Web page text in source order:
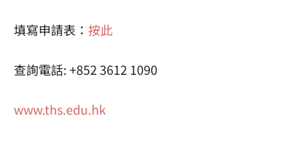
填寫申請表： 按此
查詢電話: +852 3612 1090
www.ths.edu.hk